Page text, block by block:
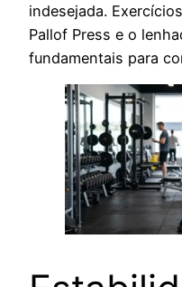
indesejada.
Pallof Press e o
fundamentais para